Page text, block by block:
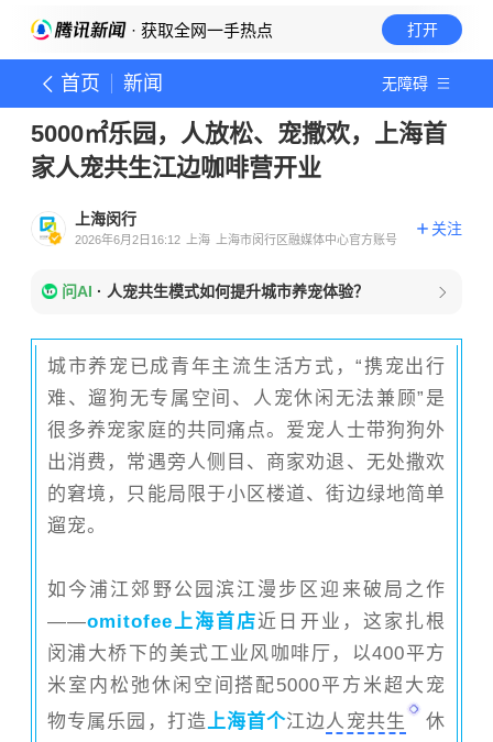
· 获取全网一手热点 打开
首页 新闻 无障碍
5000㎡乐园，人放松、宠撒欢，上海首
家人宠共生江边咖啡营开业
上海闵行
2026年6月2日16:12 上海 上海市闵行区融媒体中心官方账号
关注
问AI · 人宠共生模式如何提升城市养宠体验？
城市养宠已成青年主流生活方式，“携宠出行
难、遛狗无专属空间、人宠休闲无法兼顾”是
很多养宠家庭的共同痛点。爱宠人士带狗狗外
出消费，常遇旁人侧目、商家劝退、无处撒欢
的窘境，只能局限于小区楼道、街边绿地简单
遛宠。
如今浦江郊野公园滨江漫步区迎来破局之作
——omitofee上海首店近日开业，这家扎根
闵浦大桥下的美式工业风咖啡厅，以400平方
米室内松弛休闲空间搭配5000平方米超大宠
物专属乐园，打造上海首个江边人宠共生
休